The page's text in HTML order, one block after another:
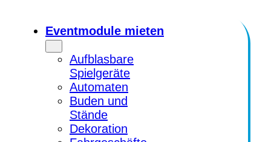
Eventmodule mieten
Aufblasbare
Spielgeräte
Automaten
Buden und
Stände
Dekoration